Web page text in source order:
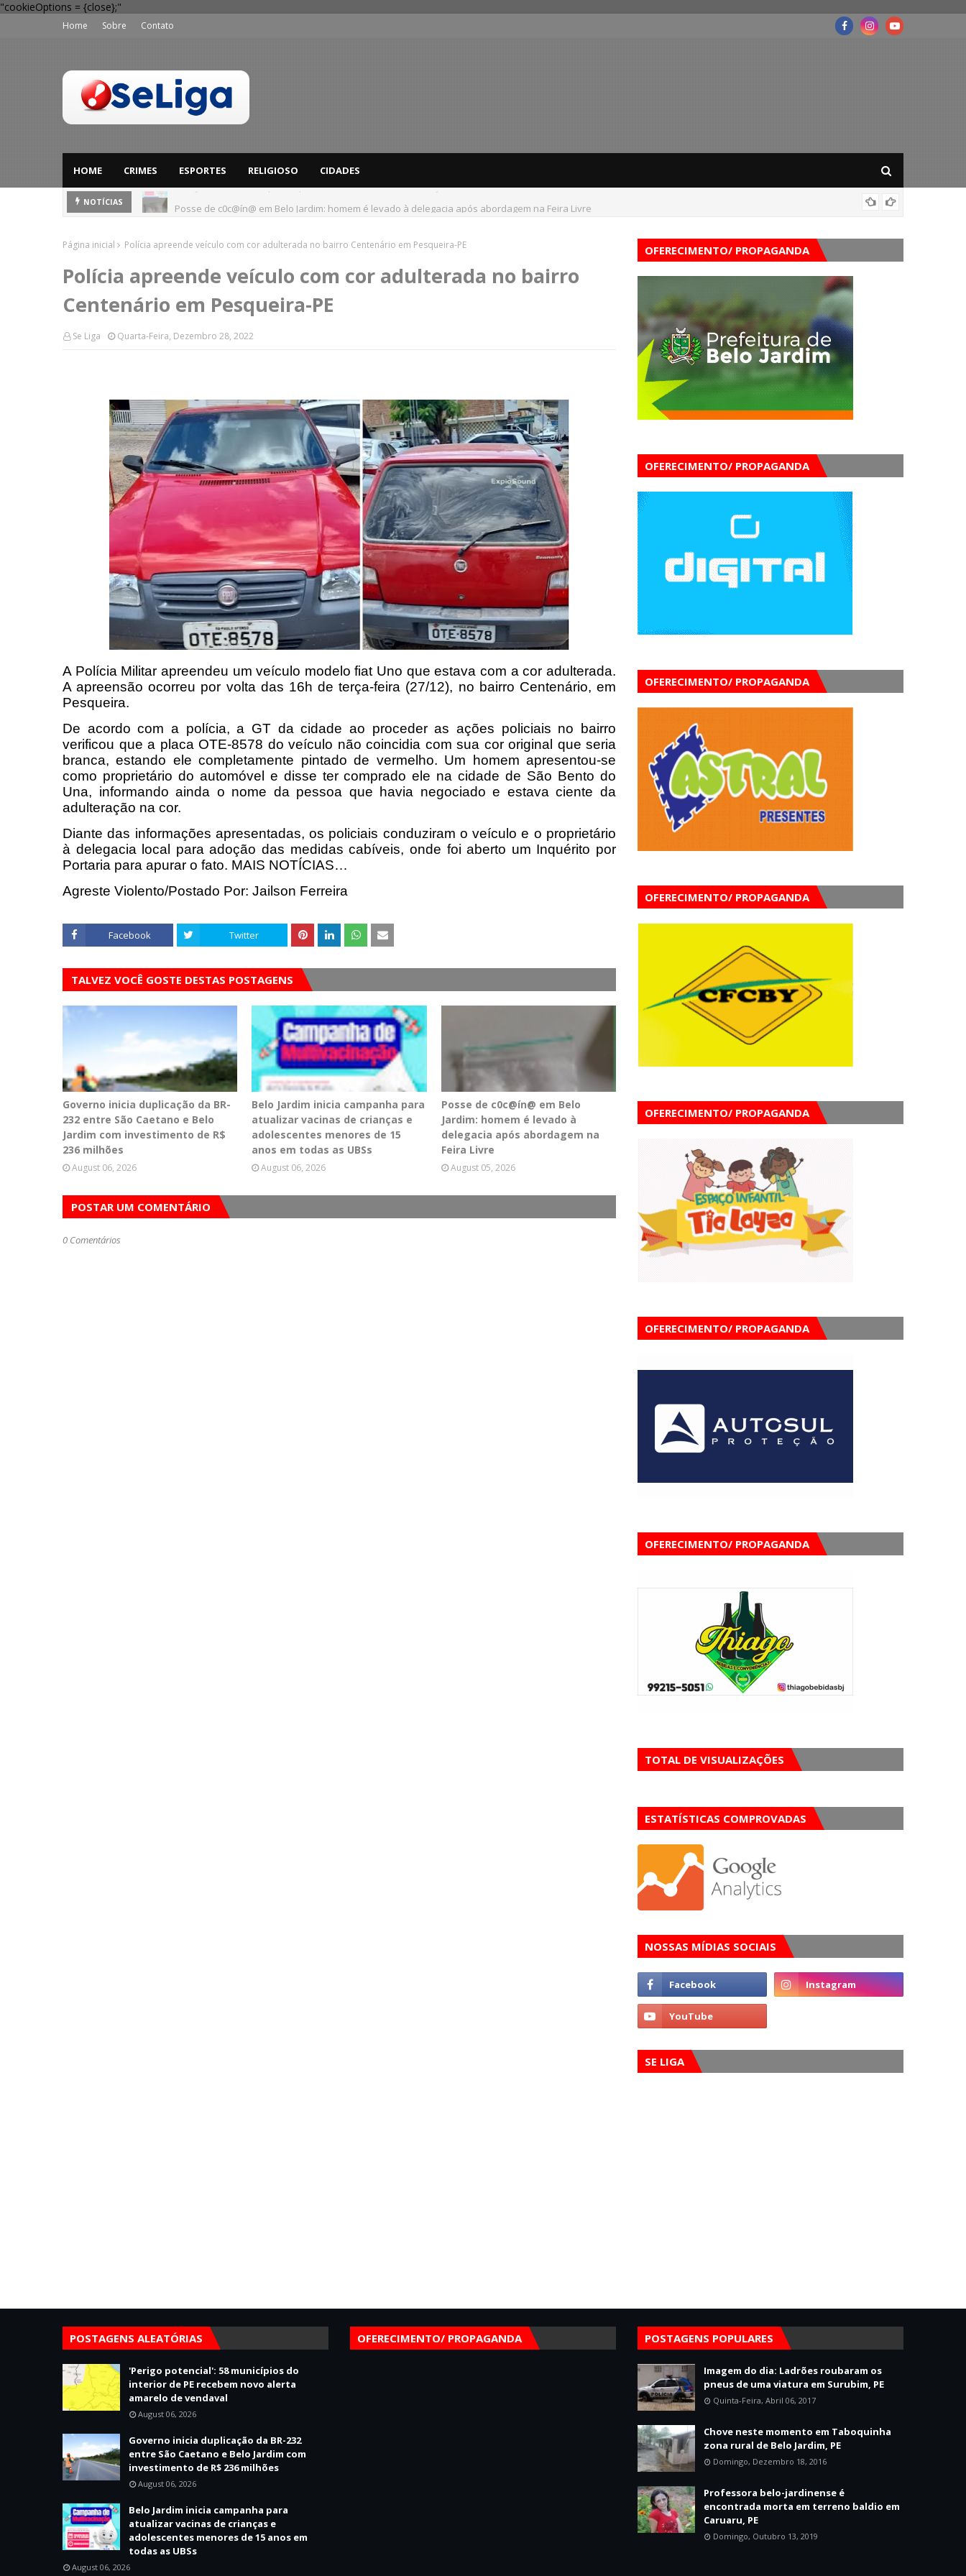
"cookieOptions = {close};"
Home Sobre Contato
HOME CRIMES ESPORTES RELIGIOSO CIDADES
NOTÍCIAS Posse de c0c@ín@ em Belo Jardim: homem é levado à delegacia após abordagem na Feira Livre
Página inicial Polícia apreende veículo com cor adulterada no bairro Centenário em Pesqueira-PE
Polícia apreende veículo com cor adulterada no bairro
Centenário em Pesqueira-PE
Se Liga Quarta-Feira, Dezembro 28, 2022
A Polícia Militar apreendeu um veículo modelo fiat Uno que estava com a cor adulterada.
A apreensão ocorreu por volta das 16h de terça-feira (27/12), no bairro Centenário, em
Pesqueira.
De acordo com a polícia, a GT da cidade ao proceder as ações policiais no bairro
verificou que a placa OTE-8578 do veículo não coincidia com sua cor original que seria
branca, estando ele completamente pintado de vermelho. Um homem apresentou-se
como proprietário do automóvel e disse ter comprado ele na cidade de São Bento do
Una, informando ainda o nome da pessoa que havia negociado e estava ciente da
adulteração na cor.
Diante das informações apresentadas, os policiais conduziram o veículo e o proprietário
à delegacia local para adoção das medidas cabíveis, onde foi aberto um Inquérito por
Portaria para apurar o fato. MAIS NOTÍCIAS…
Agreste Violento/Postado Por: Jailson Ferreira
Facebook Twitter
TALVEZ VOCÊ GOSTE DESTAS POSTAGENS
Governo inicia duplicação da BR-
232 entre São Caetano e Belo
Jardim com investimento de R$
236 milhões
August 06, 2026
Belo Jardim inicia campanha para
atualizar vacinas de crianças e
adolescentes menores de 15
anos em todas as UBSs
August 06, 2026
Posse de c0c@ín@ em Belo
Jardim: homem é levado à
delegacia após abordagem na
Feira Livre
August 05, 2026
POSTAR UM COMENTÁRIO
0 Comentários
OFERECIMENTO/ PROPAGANDA
OFERECIMENTO/ PROPAGANDA
OFERECIMENTO/ PROPAGANDA
OFERECIMENTO/ PROPAGANDA
OFERECIMENTO/ PROPAGANDA
OFERECIMENTO/ PROPAGANDA
OFERECIMENTO/ PROPAGANDA
TOTAL DE VISUALIZAÇÕES
ESTATÍSTICAS COMPROVADAS
NOSSAS MÍDIAS SOCIAIS
SE LIGA
POSTAGENS ALEATÓRIAS
'Perigo potencial': 58 municípios do
interior de PE recebem novo alerta
amarelo de vendaval
August 06, 2026
Governo inicia duplicação da BR-232
entre São Caetano e Belo Jardim com
investimento de R$ 236 milhões
August 06, 2026
Belo Jardim inicia campanha para
atualizar vacinas de crianças e
adolescentes menores de 15 anos em
todas as UBSs
August 06, 2026
OFERECIMENTO/ PROPAGANDA POSTAGENS POPULARES
Imagem do dia: Ladrões roubaram os
pneus de uma viatura em Surubim, PE
Quinta-Feira, Abril 06, 2017
Chove neste momento em Taboquinha
zona rural de Belo Jardim, PE
Domingo, Dezembro 18, 2016
Professora belo-jardinense é
encontrada morta em terreno baldio em
Caruaru, PE
Domingo, Outubro 13, 2019